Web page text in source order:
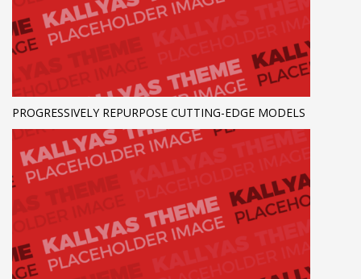
PROGRESSIVELY REPURPOSE CUTTING-EDGE MODELS